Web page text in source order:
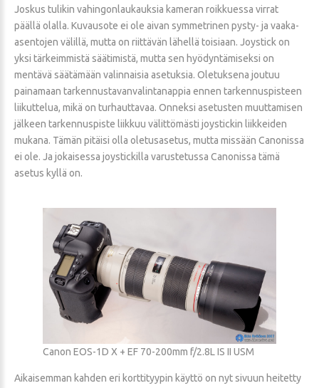
Joskus tulikin vahingonlaukauksia kameran roikkuessa virrat
päällä olalla. Kuvausote ei ole aivan symmetrinen pysty- ja vaaka-
asentojen välillä, mutta on riittävän lähellä toisiaan. Joystick on
yksi tärkeimmistä säätimistä, mutta sen hyödyntämiseksi on
mentävä säätämään valinnaisia asetuksia. Oletuksena joutuu
painamaan tarkennustavanvalintanappia ennen tarkennuspisteen
liikuttelua, mikä on turhauttavaa. Onneksi asetusten muuttamisen
jälkeen tarkennuspiste liikkuu välittömästi joystickin liikkeiden
mukana. Tämän pitäisi olla oletusasetus, mutta missään Canonissa
ei ole. Ja jokaisessa joystickilla varustetussa Canonissa tämä
asetus kyllä on.
Canon EOS-1D X + EF 70-200mm f/2.8L IS II USM
Aikaisemman kahden eri korttityypin käyttö on nyt sivuun heitetty